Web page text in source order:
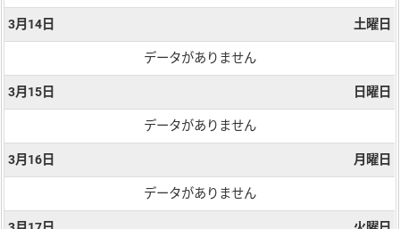
3月14日 土曜日
データがありません
3月15日 日曜日
データがありません
3月16日 月曜日
データがありません